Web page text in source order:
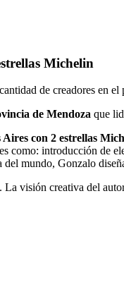
Michelin
de creadores en
de Mendoza que
con 2 estrellas
como: introducción
mundo, Gonzalo
visión creativa del